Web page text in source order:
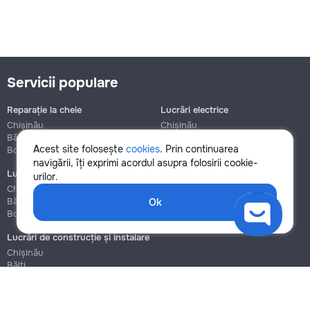
Acest site folosește cookies. Prin continuarea
navigării, îți exprimi acordul asupra folosirii cookie-
urilor.
Ok
Servicii populare
Reparație la cheie
Chișinău
Bălți
Botanica
Lucrări electrice
Chișinău
Botanica
Lucrări de instalații sanitare
Chișinău
Bălți
Botanica
Bălți
Lucrări de construcție și instalare
Chișinău
Bălți